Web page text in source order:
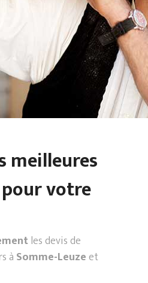
meilleures
votre
les devis de
à Somme-Leuzeet